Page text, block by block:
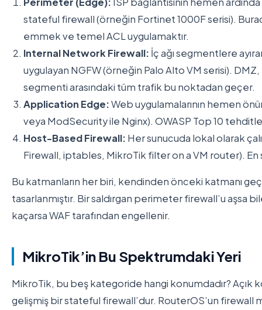
stateful firewall (örneğin Fortinet 1000F serisi).
emmek ve temel ACL uygulamaktır.
Internal Network Firewall: İç ağı segmentlere
uygulayan NGFW (örneğin Palo Alto VM serisi).
segmenti arasındaki tüm trafik bu noktadan geçer.
Application Edge:Web uygulamalarının hemen
veya ModSecurity ile Nginx). OWASP Top 10
Host-Based Firewall: Her sunucuda lokal olarak
Firewall, iptables, MikroTik filter on a VM router). En
Bu katmanların her biri, kendinden önceki katmanı
tasarlanmıştır. Bir saldırgan perimeter firewall’u aşsa
kaçarsa WAF tarafından engellenir.
MikroTik’in Bu Spektrumdaki Yeri
MikroTik, bu beş kategoride hangi konumdadır? Açık
gelişmiş bir stateful firewall’dur. RouterOS’un